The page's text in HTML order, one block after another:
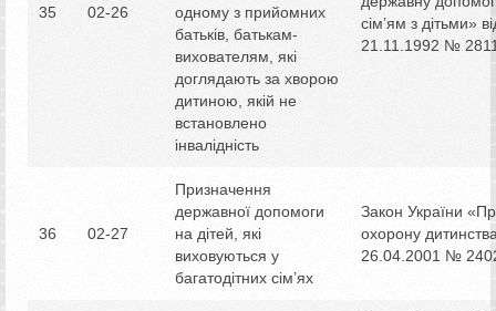
35 02-26
одному з прийомних
батьків, батькам-
вихователям, які
доглядають за хворою
дитиною, якій не
встановлено
інвалідність
сім’ям з дітьми»
21.11.1992 №
36 02-27
Призначення
державної допомоги
на дітей, які
виховуються у
багатодітних сім’ях
Закон України
охорону
26.04.2001 №